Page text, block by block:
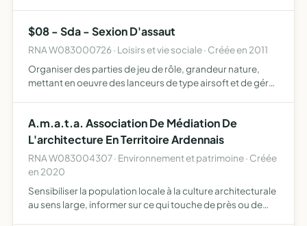
chats …
$08 - Sda - Sexion D'assaut
RNA W083000726 · Loisirs et vie sociale · Créée en 2011
Organiser des parties de jeu de rôle, grandeur nature,
mettant en oeuvre des lanceurs de type airsoft et de gérer
A.m.a.t.a. Association De Médiation De
L'architecture En Territoire Ardennais
RNA W083004307 · Environnement et patrimoine · Créée
en 2020
Sensibiliser la population locale à la culture architecturale
au sens large, informer sur ce qui touche de près ou de